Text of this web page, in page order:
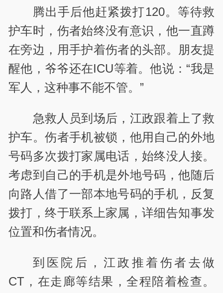
腾出手后他赶紧拨打120。等待救
护车时，伤者始终没有意识，他一直蹲
在旁边，用手护着伤者的头部。朋友提
醒他，爷爷还在ICU等着。他说：“我是
军人，这种事不能不管。”
急救人员到场后，江政跟着上了救
护车。伤者手机被锁，他用自己的外地
号码多次拨打家属电话，始终没人接。
考虑到自己的手机是外地号码，他随后
向路人借了一部本地号码的手机，反复
拨打，终于联系上家属，详细告知事发
位置和伤者情况。
到医院后，江政推着伤者去做
CT，在走廊等结果，全程陪着检查。